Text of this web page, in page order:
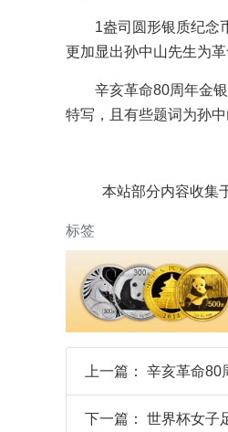
1盎司圆形银质纪念
更加显出孙中山先生为
辛亥革命80周年金
特写，且有些题词为孙
本站部分内容收集
标签
上一篇： 辛亥革命80
下一篇： 世界杯女子